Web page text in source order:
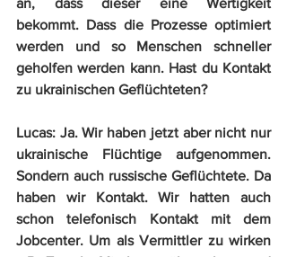
an, dass dieser eine Wertigkeit
bekommt. Dass die Prozesse optimiert
werden und so Menschen schneller
geholfen werden kann. Hast du Kontakt
zu ukrainischen Geflüchteten?
Lucas: Ja. Wir haben jetzt aber nicht nur
ukrainische Flüchtige aufgenommen.
Sondern auch russische Geflüchtete. Da
haben wir Kontakt. Wir hatten auch
schon telefonisch Kontakt mit dem
Jobcenter. Um als Vermittler zu wirken